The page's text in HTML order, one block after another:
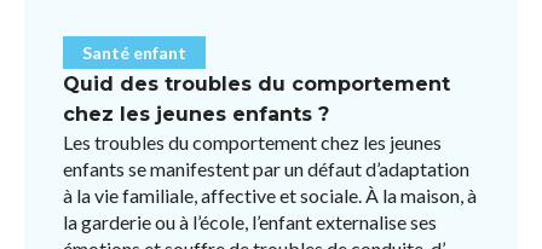
Santé enfant
Quid des troubles du comportement
chez les jeunes enfants ?
Les troubles du comportement chez les jeunes
enfants se manifestent par un défaut d’adaptation
à la vie familiale, affective et sociale. À la maison, à
la garderie ou à l’école, l’enfant externalise ses